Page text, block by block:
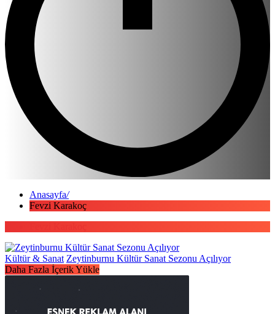
Anasayfa/
Fevzi Karakoç
Kültür & Sanat Zeytinburnu Kültür Sanat Sezonu Açılıyor
Daha Fazla İçerik Yükle